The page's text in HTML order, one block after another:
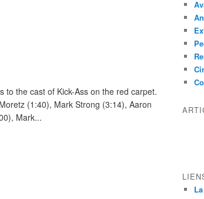
to the cast of Kick-Ass on the red carpet.
(1:40), Mark Strong (3:14), Aaron
Mark...